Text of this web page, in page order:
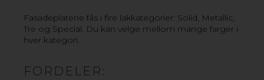
Fasadeplatene fås i fire lakkategorier: Solid, Metallic,
Tre og Special. Du kan velge mellom mange farger i
hver kategori.
FORDELER: